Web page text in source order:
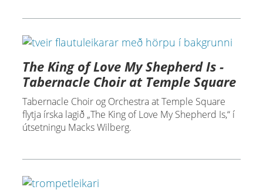
The King of Love My Shepherd Is -
Tabernacle Choir at Temple Square
Tabernacle Choir og Orchestra at Temple Square
flytja írska lagið „The King of Love My Shepherd Is,“ í
útsetningu Macks Wilberg.